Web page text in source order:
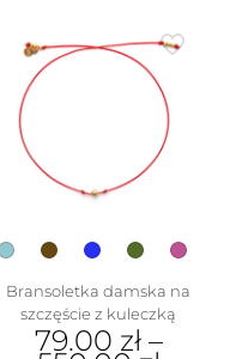
wiele
wariantów.
stronie
Bransoletka damska na
szczęście z kuleczką
79.00 zł–